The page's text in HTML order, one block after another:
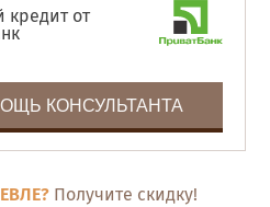
кредит от
КОНСУЛЬТАНТА
Получите скидку!